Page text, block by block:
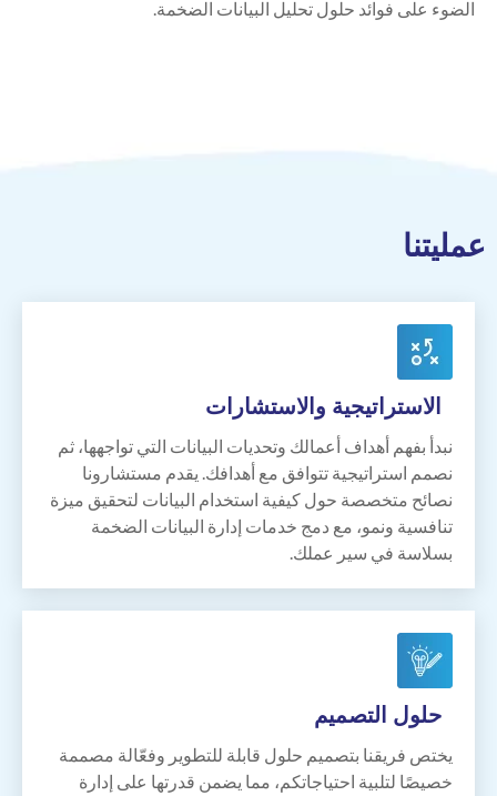
الضوء على فوائد حلول تحليل البيانات الضخمة.
عمليتنا
الاستراتيجية والاستشارات
نبدأ بفهم أهداف أعمالك وتحديات البيانات التي تواجهها، ثم
نصمم استراتيجية تتوافق مع أهدافك. يقدم مستشارونا
نصائح متخصصة حول كيفية استخدام البيانات لتحقيق ميزة
تنافسية ونمو، مع دمج خدمات إدارة البيانات الضخمة
بسلاسة في سير عملك.
حلول التصميم
يختص فريقنا بتصميم حلول قابلة للتطوير وفعّالة مصممة
خصيصًا لتلبية احتياجاتكم، مما يضمن قدرتها على إدارة